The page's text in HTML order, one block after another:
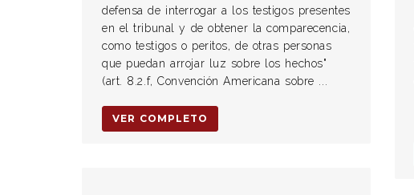
defensa de interrogar a los testigos presentes
en el tribunal y de obtener la comparecencia,
como testigos o peritos, de otras personas
que puedan arrojar luz sobre los hechos"
(art. 8.2.f, Convención Americana sobre ...
VER COMPLETO